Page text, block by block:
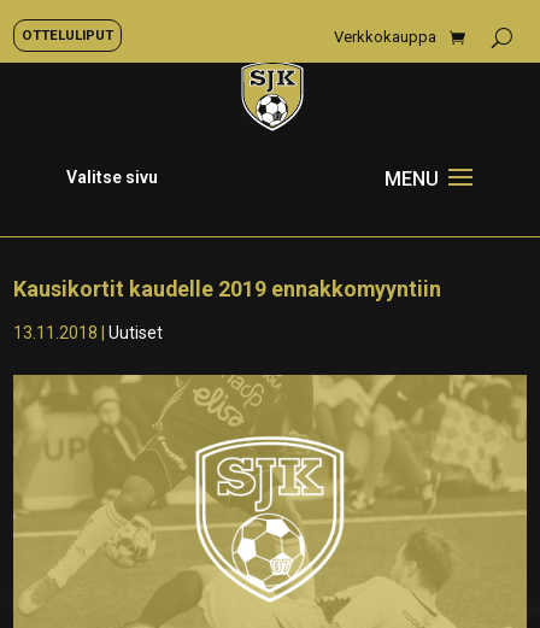
OTTELULIPUT Verkkokauppa
Valitse sivu
Kausikortit kaudelle 2019 ennakkomyyntiin
13.11.2018 |Uutiset